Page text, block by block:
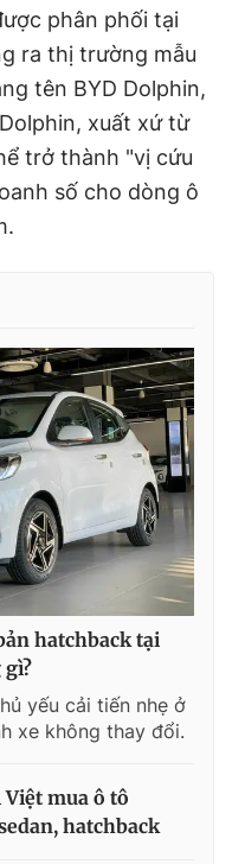
phân phối tại
ra thị trường mẫu
tên BYD Dolphin,
xuất xứ từ
trở thành "vị cứu
số cho dòng ô
hatchback tại
yếu cải tiến nhẹ ở
xe không thay đổi.
mua ô tô
hatchback